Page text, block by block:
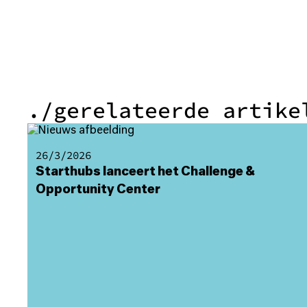
./gerelateerde
26/3/2026
Starthubs lanceert het Challenge &
Opportunity Center